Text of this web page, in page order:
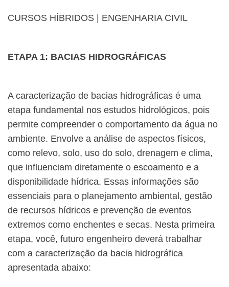
CURSOS HÍBRIDOS | ENGENHARIA CIVIL
ETAPA 1: BACIAS HIDROGRÁFICAS
A caracterização de bacias hidrográficas é uma
etapa fundamental nos estudos hidrológicos, pois
permite compreender o comportamento da água no
ambiente. Envolve a análise de aspectos físicos,
como relevo, solo, uso do solo, drenagem e clima,
que influenciam diretamente o escoamento e a
disponibilidade hídrica. Essas informações são
essenciais para o planejamento ambiental, gestão
de recursos hídricos e prevenção de eventos
extremos como enchentes e secas. Nesta primeira
etapa, você, futuro engenheiro deverá trabalhar
com a caracterização da bacia hidrográfica
apresentada abaixo: